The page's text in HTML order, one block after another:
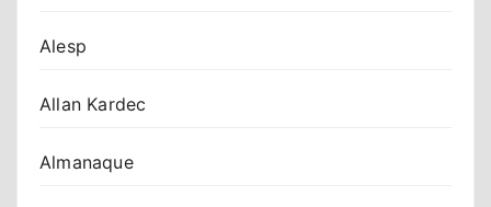
Alesp
Allan Kardec
Almanaque